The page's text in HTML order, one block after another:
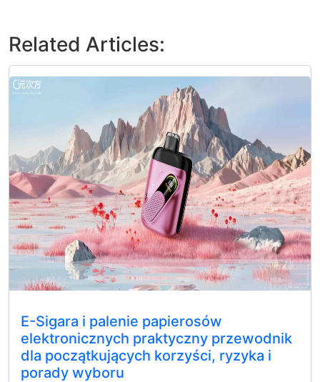
Related Articles:
E-Sigara i palenie papierosów
elektronicznych praktyczny przewodnik
dla początkujących korzyści, ryzyka i
porady wyboru